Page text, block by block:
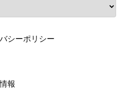
シーポリシー
報